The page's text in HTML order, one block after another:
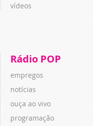
vídeos
Rádio POP
empregos
notícias
ouça ao vivo
programação